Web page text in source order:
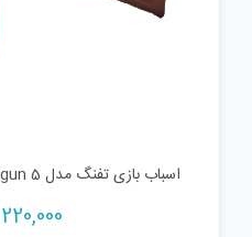
اسباب بازی تفنگ مدل Shotgun 5
220,000